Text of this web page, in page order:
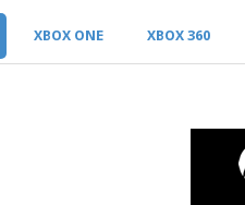
XBOX ONE XBOX 360